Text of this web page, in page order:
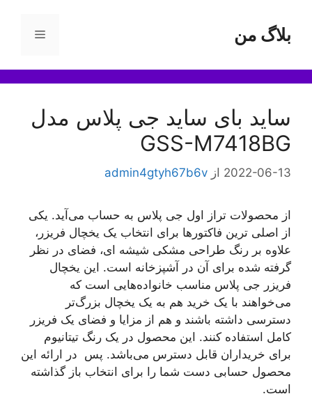
محتوابلاگ من فهرست
ساید بای ساید جی پلاس مدل
GSS-M7418BG
2022-06-13 از admin4gtyh67b6v
از محصولات تراز اول جی پلاس به حساب می‌آید. یکی
از اصلی ترین فاکتورها برای انتخاب یک یخچال فریزر،
علاوه بر رنگ طراحی مشکی شیشه ای، فضای در نظر
گرفته شده برای آن در آشپزخانه است. این یخچال
فریزر جی پلاس مناسب خانواده‌هایی است که
می‌خواهند با یک خرید هم به یک یخچال بزرگ‌تر
دسترسی داشته باشند و هم از مزایا و فضای یک فریزر
کامل استفاده کنند. این محصول در یک رنگ تیتانیوم
برای خریداران قابل دسترس می‌باشد. پس در ارائه این
محصول حسابی دست شما را برای انتخاب باز گذاشته
است.